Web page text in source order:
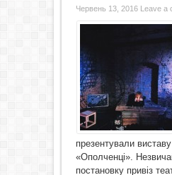
Червень 13, 2016 Leave a
презентували виставу
«Ополченці».
постановку привіз